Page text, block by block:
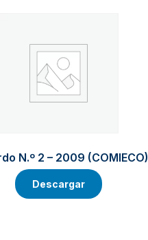
N.º 2 – 2009 (COMIECO)
Descargar